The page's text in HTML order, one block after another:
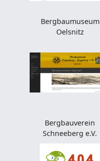
Bergbaumuseum
Oelsnitz
Bergbauverein
Schneeberg e.V.